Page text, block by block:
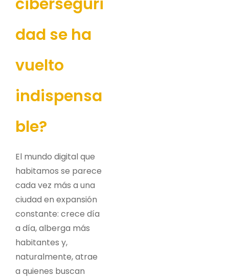
ciberseguri
dad se ha
vuelto
indispensa
ble?
El mundo digital que
habitamos se parece
cada vez más a una
ciudad en expansión
constante: crece día
a día, alberga más
habitantes y,
naturalmente, atrae
a quienes buscan